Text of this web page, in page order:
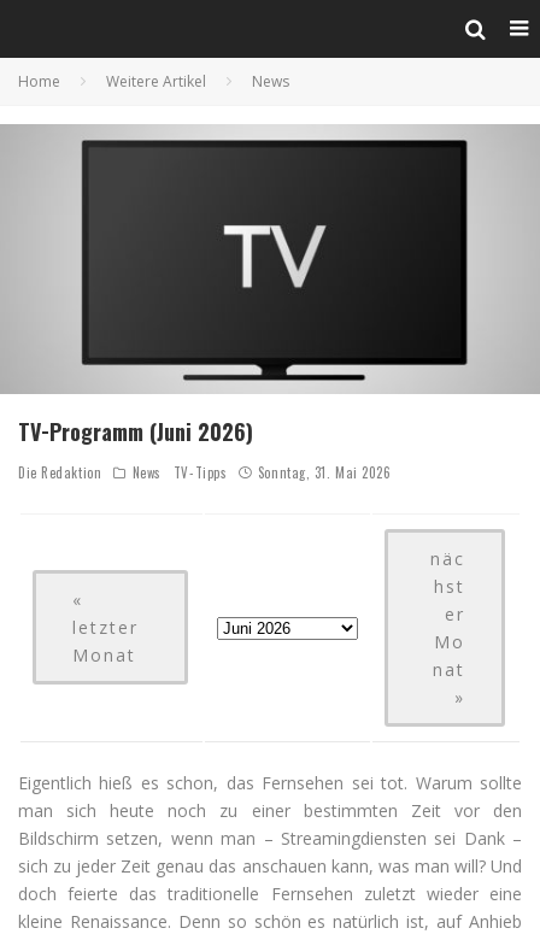
Home Weitere Artikel News
TV-Programm (Juni 2026)
Die Redaktion News TV-Tipps Sonntag, 31. Mai 2026
«
letzter
Monat
näc
hst
er
Mo
nat
»
Eigentlich hieß es schon, das Fernsehen sei tot. Warum sollte
man sich heute noch zu einer bestimmten Zeit vor den
Bildschirm setzen, wenn man – Streamingdiensten sei Dank –
sich zu jeder Zeit genau das anschauen kann, was man will? Und
doch feierte das traditionelle Fernsehen zuletzt wieder eine
kleine Renaissance. Denn so schön es natürlich ist, auf Anhieb